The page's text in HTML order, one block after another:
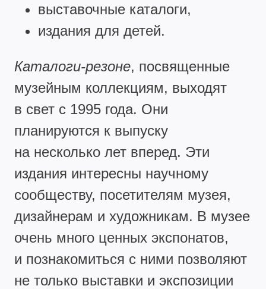
выставочные каталоги,
издания для детей.
Каталоги-резоне, посвященные
музейным коллекциям, выходят
в свет с 1995 года. Они
планируются к выпуску
на несколько лет вперед. Эти
издания интересны научному
сообществу, посетителям музея,
дизайнерам и художникам. В музее
очень много ценных экспонатов,
и познакомиться с ними позволяют
не только выставки и экспозиции